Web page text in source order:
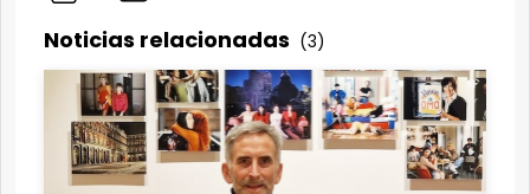
Noticias relacionadas (3)